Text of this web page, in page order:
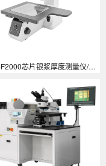
芜湖MT-F2000芯片银浆厚度测量仪/银浆爬坡检测仪/芯片银浆厚度测量仪/银浆Silver Paste高度测试仪/银浆爬坡45度测量显微镜/银浆高度测量系统/银浆爬坡检测仪/斜视测量仪